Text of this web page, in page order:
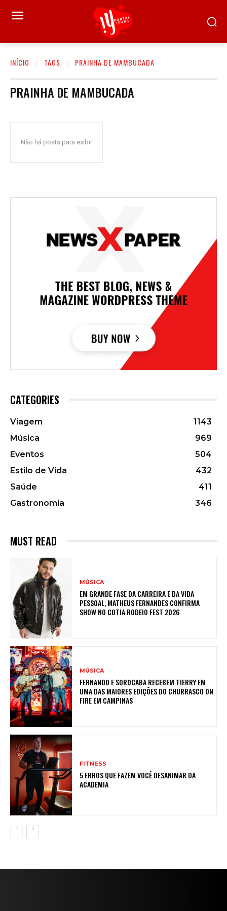
INÍCIO TAGS PRAINHA DE MAMBUCADA
PRAINHA DE MAMBUCADA
Não há posts para exibir
CATEGORIES
Viagem
1143
Música
969
Eventos
504
Estilo de Vida
432
Saúde
411
Gastronomia
346
MUST READ
MÚSICA
EM GRANDE FASE DA CARREIRA E DA VIDA
PESSOAL, MATHEUS FERNANDES CONFIRMA
SHOW NO COTIA RODEIO FEST 2026
MÚSICA
FERNANDO E SOROCABA RECEBEM TIERRY EM
UMA DAS MAIORES EDIÇÕES DO CHURRASCO ON
FIRE EM CAMPINAS
FITNESS
5 ERROS QUE FAZEM VOCÊ DESANIMAR DA
ACADEMIA